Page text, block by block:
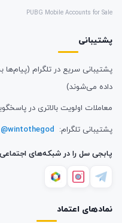
PUBG Mobile Accounts for Sale
پشتیبانی
پشتیبانی سریع در تلگرام
داده می‌شوند)
معاملات اولویت بالاتری در
پشتیبانی تلگرام: @wintothegod
پابجی سل را در شبکه‌های اجتماعی
نمادهای اعتماد